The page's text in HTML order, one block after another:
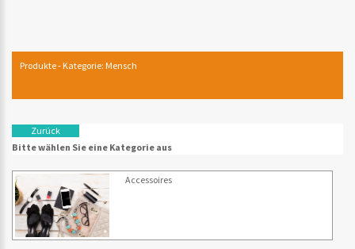
Produkte - Kategorie: Mensch
Zurück
Bitte wählen Sie eine Kategorie aus
Accessoires